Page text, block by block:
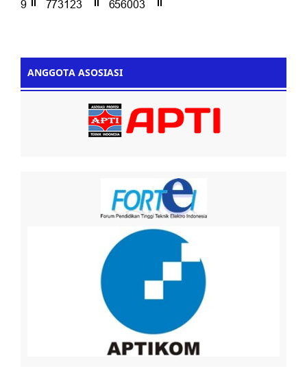
ANGGOTA ASOSIASI